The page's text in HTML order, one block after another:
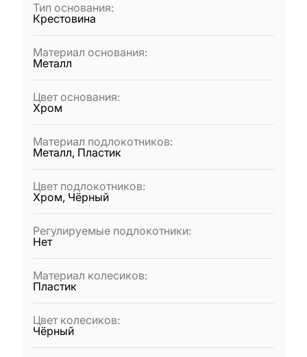
Тип основания:
Крестовина
Материал основания:
Металл
Цвет основания:
Хром
Материал подлокотников:
Металл, Пластик
Цвет подлокотников:
Хром, Чёрный
Регулируемые подлокотники:
Нет
Материал колесиков:
Пластик
Цвет колесиков:
Чёрный